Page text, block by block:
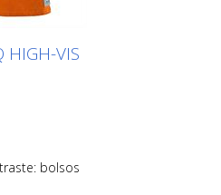
HIGH-VIS
bolsos